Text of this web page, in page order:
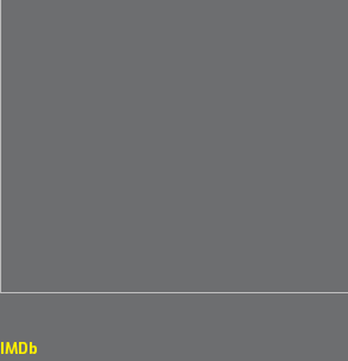
IMDb